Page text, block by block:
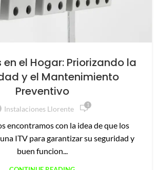
en el Hogar: Priorizando la
y el Mantenimiento
Preventivo
Instalaciones Llorente 1
encontramos con la idea de que los
ITV para garantizar su seguridad y
buen funcion...